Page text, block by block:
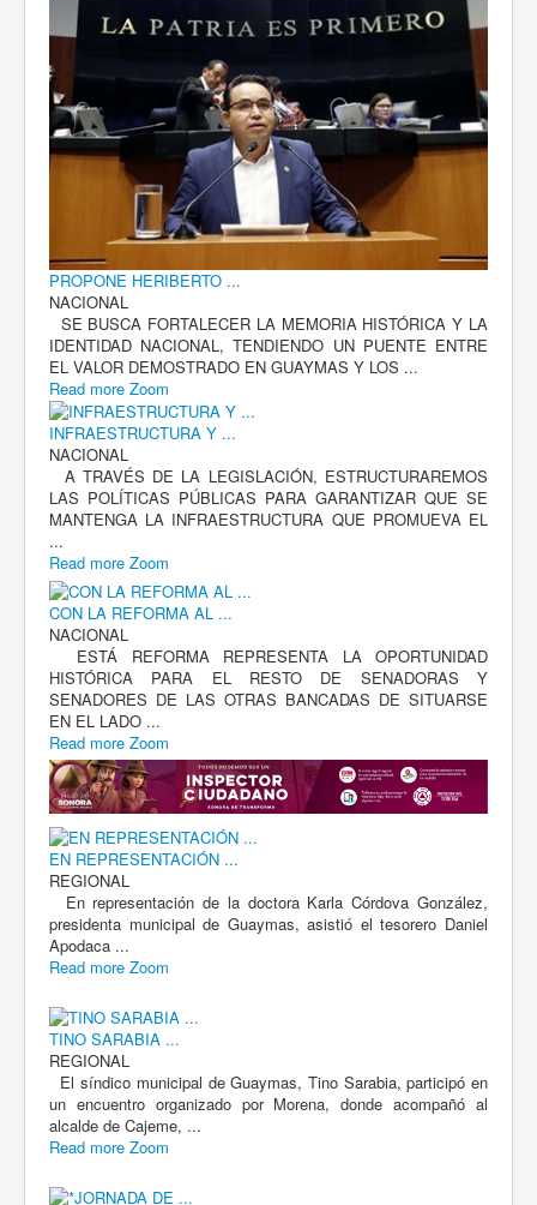
PROPONE HERIBERTO ...
NACIONAL
SE BUSCA FORTALECER LA MEMORIA HISTÓRICA Y LA
IDENTIDAD NACIONAL, TENDIENDO UN PUENTE ENTRE
EL VALOR DEMOSTRADO EN GUAYMAS Y LOS ...
Read more Zoom
INFRAESTRUCTURA Y ...
NACIONAL
A TRAVÉS DE LA LEGISLACIÓN, ESTRUCTURAREMOS
LAS POLÍTICAS PÚBLICAS PARA GARANTIZAR QUE SE
MANTENGA LA INFRAESTRUCTURA QUE PROMUEVA EL
...
Read more Zoom
CON LA REFORMA AL ...
NACIONAL
ESTÁ REFORMA REPRESENTA LA OPORTUNIDAD
HISTÓRICA PARA EL RESTO DE SENADORAS Y
SENADORES DE LAS OTRAS BANCADAS DE SITUARSE
EN EL LADO ...
Read more Zoom
EN REPRESENTACIÓN ...
REGIONAL
En representación de la doctora Karla Córdova González,
presidenta municipal de Guaymas, asistió el tesorero Daniel
Apodaca ...
Read more Zoom
TINO SARABIA ...
REGIONAL
El síndico municipal de Guaymas, Tino Sarabia, participó en
un encuentro organizado por Morena, donde acompañó al
alcalde de Cajeme, ...
Read more Zoom